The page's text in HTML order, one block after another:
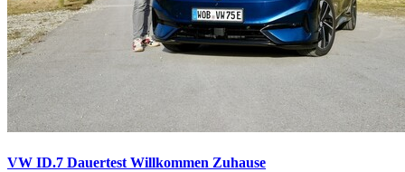
VW ID.7 Dauertest Willkommen Zuhause